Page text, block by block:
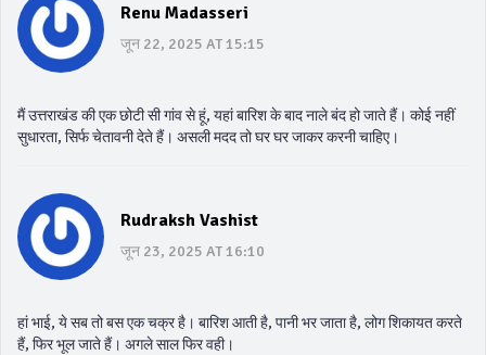
Renu Madasseri
जून 22, 2025 AT 15:15
मैं उत्तराखंड की एक छोटी सी गांव से हूं, यहां बारिश के बाद नाले बंद हो जाते हैं। कोई नहीं
सुधारता, सिर्फ चेतावनी देते हैं। असली मदद तो घर घर जाकर करनी चाहिए।
Rudraksh Vashist
जून 23, 2025 AT 16:10
हां भाई, ये सब तो बस एक चक्र है। बारिश आती है, पानी भर जाता है, लोग शिकायत करते
हैं, फिर भूल जाते हैं। अगले साल फिर वही।